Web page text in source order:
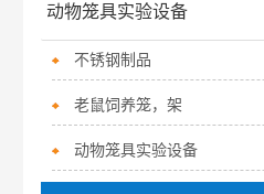
动物笼具实验设备
不锈钢制品
老鼠饲养笼，架
动物笼具实验设备